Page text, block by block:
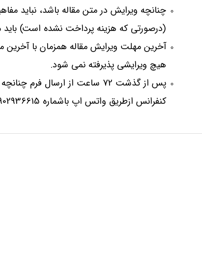
چنانچه ویرایش در متن مقاله باشد، نباید
(درصورتی که هزینه پرداخت نشده است) باید
آخرین مهلت ویرایش مقاله همزمان با
هیچ ویرایشی پذیرفته نمی شود.
پس از گذشت 72 ساعت از ارسال
کنفرانس ازطریق واتس اپ باشماره 09902936615 پیگیری نمایید.